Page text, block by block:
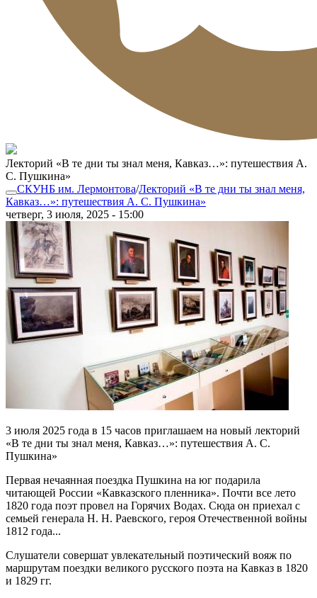
Лекторий «В те дни ты знал меня, Кавказ…»: путешествия А.
С. Пушкина»
СКУНБ им. Лермонтова/Лекторий «В те дни ты знал меня,
Кавказ…»: путешествия А. С. Пушкина»
четверг, 3 июля, 2025 - 15:00
3 июля 2025 года в 15 часов приглашаем на новый лекторий
«В те дни ты знал меня, Кавказ…»: путешествия А. С.
Пушкина»
Первая нечаянная поездка Пушкина на юг подарила
читающей России «Кавказского пленника». Почти все лето
1820 года поэт провел на Горячих Водах. Сюда он приехал с
семьей генерала Н. Н. Раевского, героя Отечественной войны
1812 года...
Слушатели совершат увлекательный поэтический вояж по
маршрутам поездки великого русского поэта на Кавказ в 1820
и 1829 гг.